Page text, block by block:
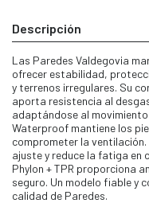
Descripción
Las Paredes Valdegovia
ofrecer estabilidad,
y terrenos irregulares. Su
aporta resistencia al
adaptándose al
Waterproof mantiene los
comprometer la
ajuste y reduce la fatiga en
Phylon + TPR proporciona
seguro. Un modelo fiable y
calidad de Paredes.